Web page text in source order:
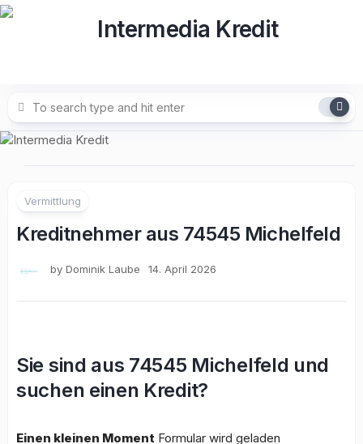
Skip
Vermittlung
Kreditnehmer aus 74545 Michelfeld
by Dominik Laube 14. April 2026
Sie sind aus 74545 Michelfeld und
suchen einen Kredit?
Einen kleinen Moment Formular wird geladen